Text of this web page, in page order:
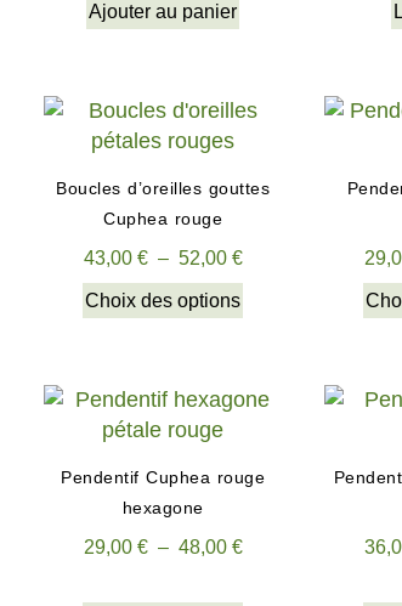
Ajouter au panier
Boucles d’oreilles gouttes
Cuphea rouge
43,00 € – 52,00 €
Choix des options
Pendentif Cuphea rouge
hexagone
29,00 € – 48,00 €